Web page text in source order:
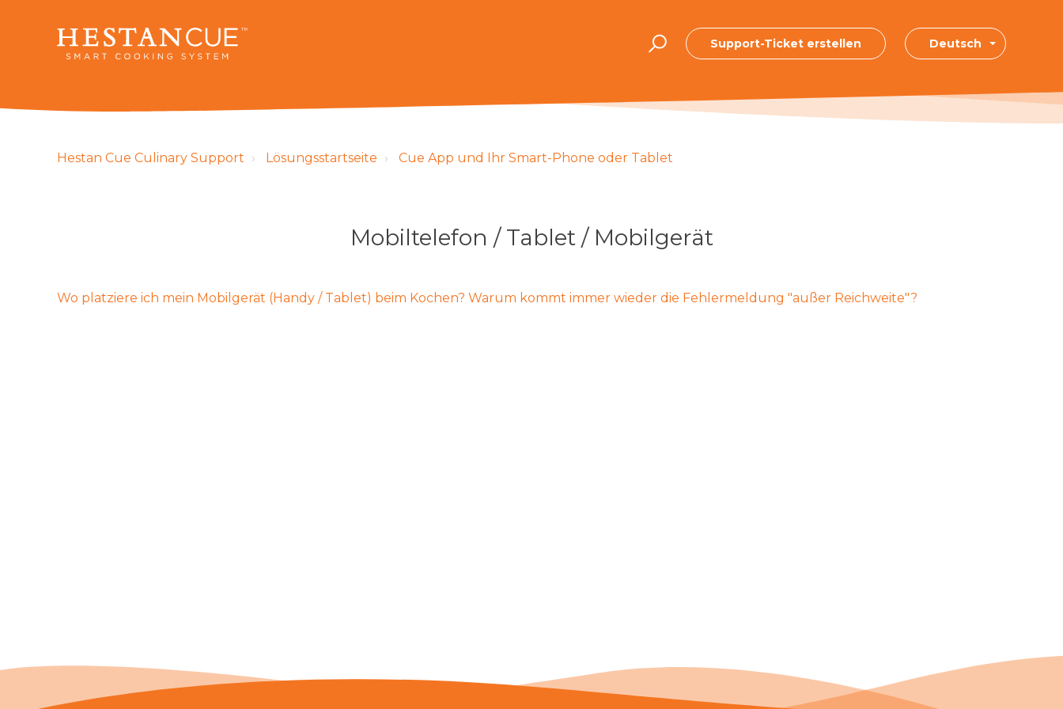
Support-Ticket erstellen Deutsch
Hestan Cue Culinary Support Lösungsstartseite Cue App und Ihr Smart-Phone oder Tablet
Mobiltelefon / Tablet / Mobilgerät
Wo platziere ich mein Mobilgerät (Handy / Tablet) beim Kochen? Warum kommt immer wieder die Fehlermeldung "außer Reichweite"?